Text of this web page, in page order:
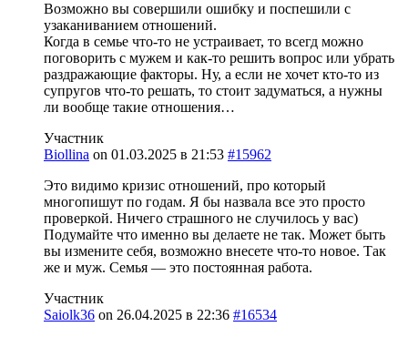
Возможно вы совершили ошибку и поспешили с
узаканиванием отношений.
Когда в семье что-то не устраивает, то всегд можно
поговорить с мужем и как-то решить вопрос или убрать
раздражающие факторы. Ну, а если не хочет кто-то из
супругов что-то решать, то стоит задуматься, а нужны
ли вообще такие отношения…
Участник
Biollina on 01.03.2025 в 21:53 #15962
Это видимо кризис отношений, про который
многопишут по годам. Я бы назвала все это просто
проверкой. Ничего страшного не случилось у вас)
Подумайте что именно вы делаете не так. Может быть
вы измените себя, возможно внесете что-то новое. Так
же и муж. Семья — это постоянная работа.
Участник
Saiolk36 on 26.04.2025 в 22:36 #16534